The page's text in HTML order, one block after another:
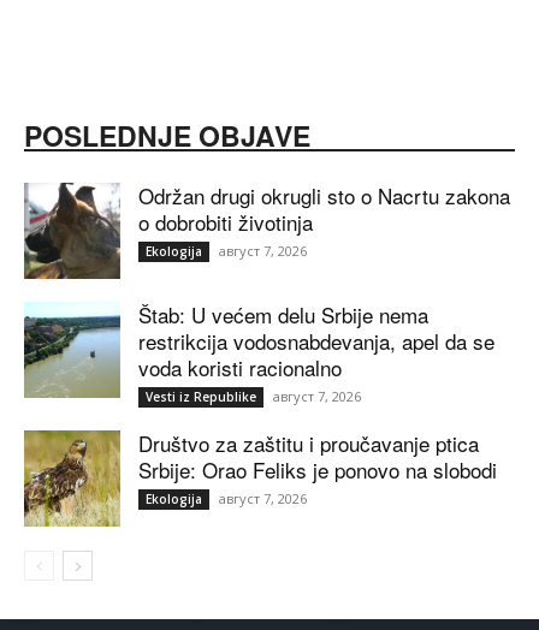
POSLEDNJE OBJAVE
Održan drugi okrugli sto o Nacrtu zakona
o dobrobiti životinja
Ekologija август 7, 2026
Štab: U većem delu Srbije nema
restrikcija vodosnabdevanja, apel da se
voda koristi racionalno
Vesti iz Republike август 7, 2026
Društvo za zaštitu i proučavanje ptica
Srbije: Orao Feliks je ponovo na slobodi
Ekologija август 7, 2026